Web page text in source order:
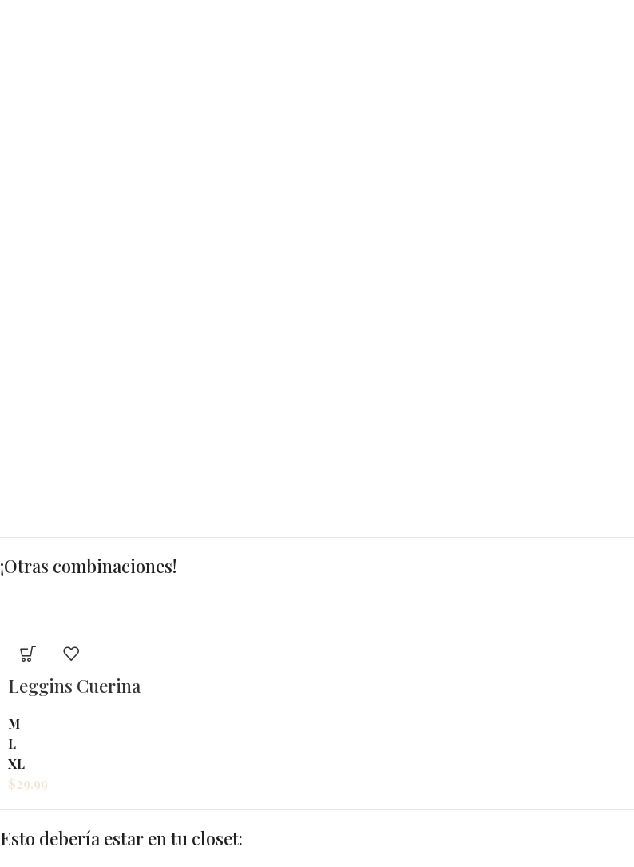
¡Otras combinaciones!
Leggins Cuerina
M
L
XL
$29.99
Esto debería estar en tu closet: